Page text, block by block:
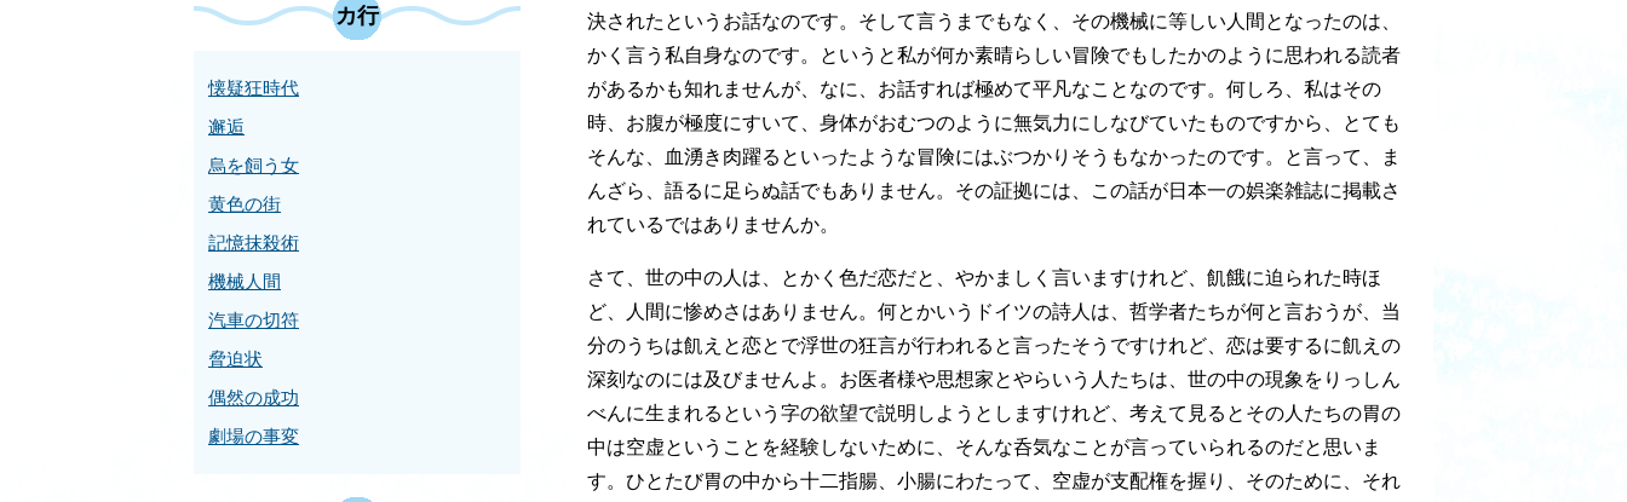
決されたというお話なのです。そして言うまでもなく、その機械に等しい人間となったのは、
かく言う私自身なのです。というと私が何か素晴らしい冒険でもしたかのように思われる読者
があるかも知れませんが、なに、お話すれば極めて平凡なことなのです。何しろ、私はその
時、お腹が極度にすいて、身体がおむつのように無気力にしなびていたものですから、とても
そんな、血湧き肉躍るといったような冒険にはぶつかりそうもなかったのです。と言って、ま
んざら、語るに足らぬ話でもありません。その証拠には、この話が日本一の娯楽雑誌に掲載さ
れているではありませんか。
さて、世の中の人は、とかく色だ恋だと、やかましく言いますけれど、飢餓に迫られた時ほ
ど、人間に惨めさはありません。何とかいうドイツの詩人は、哲学者たちが何と言おうが、当
分のうちは飢えと恋とで浮世の狂言が行われると言ったそうですけれど、恋は要するに飢えの
深刻なのには及びませんよ。お医者様や思想家とやらいう人たちは、世の中の現象をりっしん
べんに生まれるという字の欲望で説明しようとしますけれど、考えて見るとその人たちの胃の
中は空虚ということを経験しないために、そんな呑気なことが言っていられるのだと思いま
す。ひとたび胃の中から十二指腸、小腸にわたって、空虚が支配権を握り、そのために、それ
カ行
懐疑狂時代
邂逅
烏を飼う女
黄色の街
記憶抹殺術
機械人間
汽車の切符
脅迫状
偶然の成功
劇場の事変